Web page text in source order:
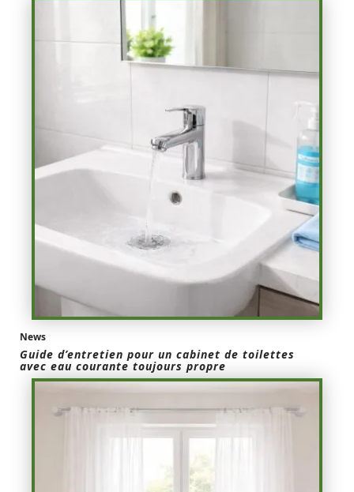
News
Guide d’entretien pour un cabinet de toilettes
avec eau courante toujours propre